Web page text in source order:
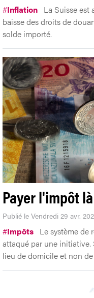
#Inflation La Suisse est
baisse des droits de
solde importé.
Payer l'impôt
Publié le Vendredi 29 avr.
#Impôts Le système de
attaqué par une
lieu de domicile et non